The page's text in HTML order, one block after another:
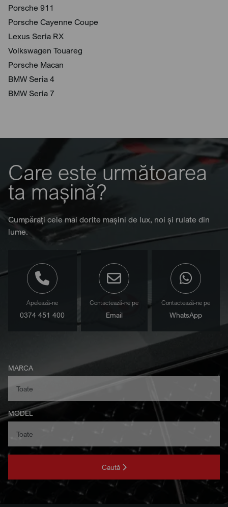
Porsche 911
Porsche Cayenne Coupe
Lexus Seria RX
Volkswagen Touareg
Porsche Macan
BMW Seria 4
BMW Seria 7
Care este următoarea
ta mașină?
Cumpărați cele mai dorite mașini de lux, noi și rulate din
lume.
Apelează-ne
0374 451 400
Contactează-ne pe
Email
Contactează-ne pe
WhatsApp
MARCA
MODEL
Caută